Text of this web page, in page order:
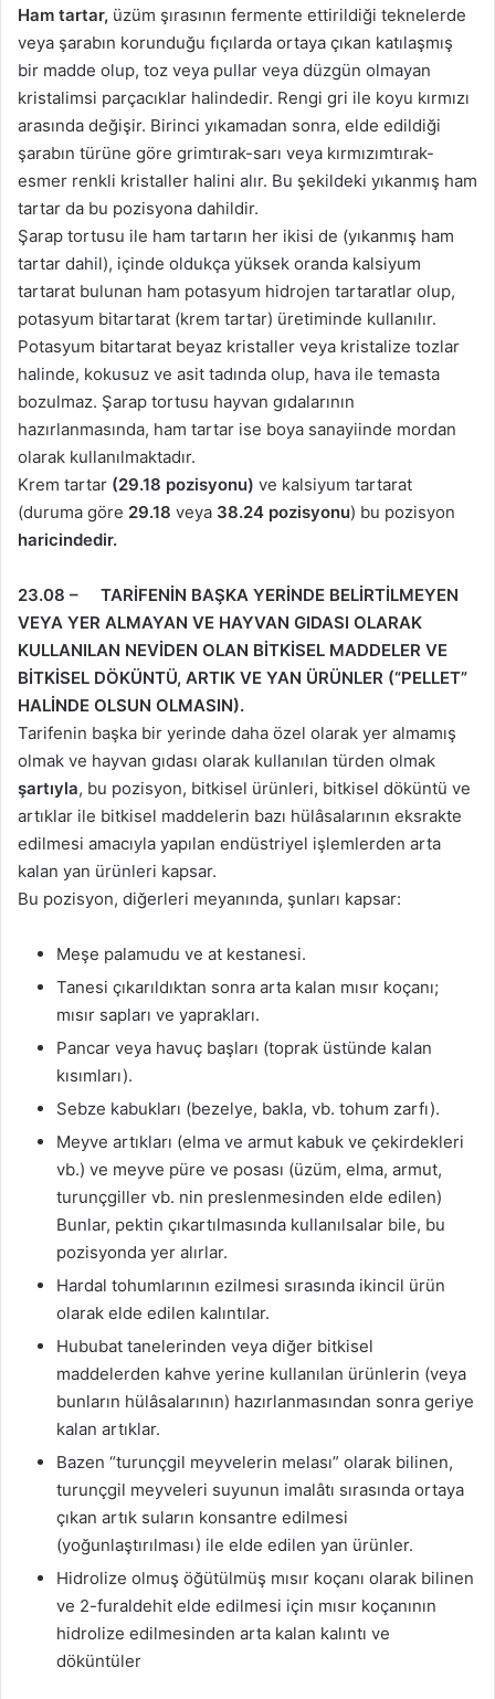
Ham tartar, üzüm şırasının fermente ettirildiği teknelerde
veya şarabın korunduğu fıçılarda ortaya çıkan katılaşmış
bir madde olup, toz veya pullar veya düzgün olmayan
kristalimsi parçacıklar halindedir. Rengi gri ile koyu kırmızı
arasında değişir. Birinci yıkamadan sonra, elde edildiği
şarabın türüne göre grimtırak-sarı veya kırmızımtırak-
esmer renkli kristaller halini alır. Bu şekildeki yıkanmış ham
tartar da bu pozisyona dahildir.
Şarap tortusu ile ham tartarın her ikisi de (yıkanmış ham
tartar dahil), içinde oldukça yüksek oranda kalsiyum
tartarat bulunan ham potasyum hidrojen tartaratlar olup,
potasyum bitartarat (krem tartar) üretiminde kullanılır.
Potasyum bitartarat beyaz kristaller veya kristalize tozlar
halinde, kokusuz ve asit tadında olup, hava ile temasta
bozulmaz. Şarap tortusu hayvan gıdalarının
hazırlanmasında, ham tartar ise boya sanayiinde mordan
olarak kullanılmaktadır.
Krem tartar (29.18 pozisyonu) ve kalsiyum tartarat
(duruma göre 29.18 veya 38.24 pozisyonu) bu pozisyon
haricindedir.
23.08 – TARİFENİN BAŞKA YERİNDE BELİRTİLMEYEN
VEYA YER ALMAYAN VE HAYVAN GIDASI OLARAK
KULLANILAN NEVİDEN OLAN BİTKİSEL MADDELER VE
BİTKİSEL DÖKÜNTÜ, ARTIK VE YAN ÜRÜNLER (“PELLET”
HALİNDE OLSUN OLMASIN).
Tarifenin başka bir yerinde daha özel olarak yer almamış
olmak ve hayvan gıdası olarak kullanılan türden olmak
şartıyla, bu pozisyon, bitkisel ürünleri, bitkisel döküntü ve
artıklar ile bitkisel maddelerin bazı hülâsalarının eksrakte
edilmesi amacıyla yapılan endüstriyel işlemlerden arta
kalan yan ürünleri kapsar.
Bu pozisyon, diğerleri meyanında, şunları kapsar:
Meşe palamudu ve at kestanesi.
Tanesi çıkarıldıktan sonra arta kalan mısır koçanı;
mısır sapları ve yaprakları.
Pancar veya havuç başları (toprak üstünde kalan
kısımları).
Sebze kabukları (bezelye, bakla, vb. tohum zarfı).
Meyve artıkları (elma ve armut kabuk ve çekirdekleri
vb.) ve meyve püre ve posası (üzüm, elma, armut,
turunçgiller vb. nin preslenmesinden elde edilen)
Bunlar, pektin çıkartılmasında kullanılsalar bile, bu
pozisyonda yer alırlar.
Hardal tohumlarının ezilmesi sırasında ikincil ürün
olarak elde edilen kalıntılar.
Hububat tanelerinden veya diğer bitkisel
maddelerden kahve yerine kullanılan ürünlerin (veya
bunların hülâsalarının) hazırlanmasından sonra geriye
kalan artıklar.
Bazen “turunçgil meyvelerin melası” olarak bilinen,
turunçgil meyveleri suyunun imalâtı sırasında ortaya
çıkan artık suların konsantre edilmesi
(yoğunlaştırılması) ile elde edilen yan ürünler.
Hidrolize olmuş öğütülmüş mısır koçanı olarak bilinen
ve 2-furaldehit elde edilmesi için mısır koçanının
hidrolize edilmesinden arta kalan kalıntı ve
döküntüler